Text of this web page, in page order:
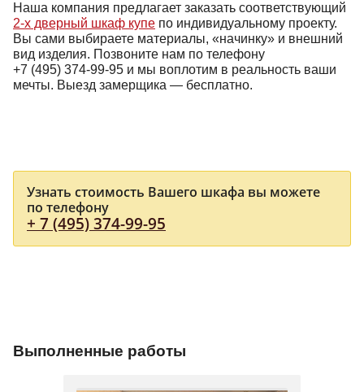
Наша компания предлагает заказать соответствующий
2-х дверный шкаф купе по индивидуальному проекту.
Вы сами выбираете материалы, «начинку» и внешний
вид изделия. Позвоните нам по телефону
+7 (495) 374-99-95 и мы воплотим в реальность ваши
мечты. Выезд замерщика — бесплатно.
Узнать стоимость Вашего шкафа вы можете
по телефону
+ 7 (495) 374-99-95
Выполненные работы